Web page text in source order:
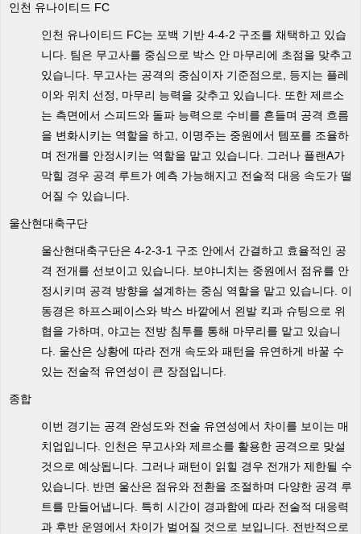
인천 유나이티드 FC
인천 유나이티드 FC는 포백 기반 4-4-2 구조를 채택하고 있습
니다. 팀은 무고사를 중심으로 박스 안 마무리에 초점을 맞추고
있습니다. 무고사는 공격의 중심이자 기준점으로, 등지는 플레
이와 위치 선정, 마무리 능력을 갖추고 있습니다. 또한 제르소
는 측면에서 스피드와 돌파 능력으로 수비를 흔들며 공격 흐름
을 변화시키는 역할을 하고, 이명주는 중원에서 템포를 조율하
며 전개를 안정시키는 역할을 맡고 있습니다. 그러나 플랜A가
막힐 경우 공격 루트가 예측 가능해지고 전술적 대응 속도가 떨
어질 수 있습니다.
울산현대축구단
울산현대축구단은 4-2-3-1 구조 안에서 간결하고 효율적인 공
격 전개를 선보이고 있습니다. 보야니치는 중원에서 점유를 안
정시키며 공격 방향을 설계하는 중심 역할을 맡고 있습니다. 이
동경은 하프스페이스와 박스 바깥에서 왼발 킥과 슈팅으로 위
협을 가하며, 야고는 전방 침투를 통해 마무리를 맡고 있습니
다. 울산은 상황에 따라 전개 속도와 패턴을 유연하게 바꿀 수
있는 전술적 유연성이 큰 장점입니다.
종합
이번 경기는 공격 완성도와 전술 유연성에서 차이를 보이는 매
치업입니다. 인천은 무고사와 제르소를 활용한 공격으로 맞설
것으로 예상됩니다. 그러나 패턴이 읽힐 경우 전개가 제한될 수
있습니다. 반면 울산은 점유와 전환을 조절하며 다양한 공격 루
트를 만들어냅니다. 특히 시간이 경과함에 따라 전술적 대응력
과 후반 운영에서 차이가 벌어질 것으로 보입니다. 전반적으로